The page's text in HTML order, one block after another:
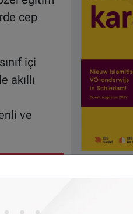
cep
içi
akıllı
ve